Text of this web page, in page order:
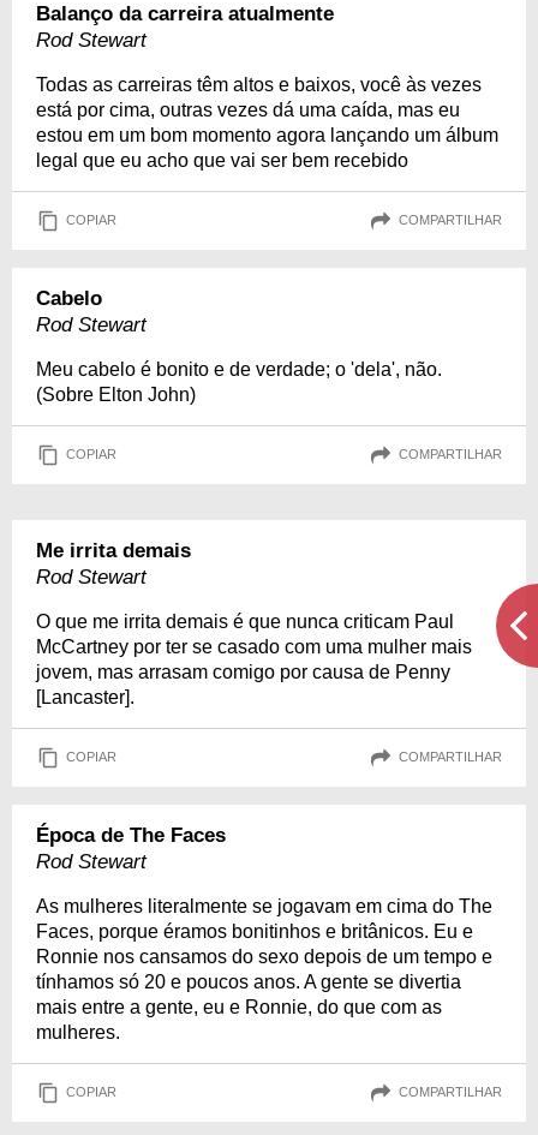
Balanço da carreira atualmente
Rod Stewart
Todas as carreiras têm altos e baixos, você às vezes
está por cima, outras vezes dá uma caída, mas eu
estou em um bom momento agora lançando um álbum
legal que eu acho que vai ser bem recebido
COPIAR COMPARTILHAR
Cabelo
Rod Stewart
Meu cabelo é bonito e de verdade; o 'dela', não.
(Sobre Elton John)
COPIAR COMPARTILHAR
Me irrita demais
Rod Stewart
O que me irrita demais é que nunca criticam Paul
McCartney por ter se casado com uma mulher mais
jovem, mas arrasam comigo por causa de Penny
[Lancaster].
COPIAR COMPARTILHAR
Época de The Faces
Rod Stewart
As mulheres literalmente se jogavam em cima do The
Faces, porque éramos bonitinhos e britânicos. Eu e
Ronnie nos cansamos do sexo depois de um tempo e
tínhamos só 20 e poucos anos. A gente se divertia
mais entre a gente, eu e Ronnie, do que com as
mulheres.
COPIAR COMPARTILHAR